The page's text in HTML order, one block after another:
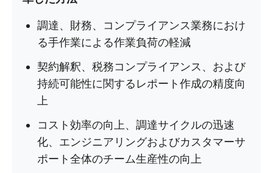
調達、財務、コンプライアンス業務におけ
る手作業による作業負荷の軽減
契約解釈、税務コンプライアンス、および
持続可能性に関するレポート作成の精度向
上
コスト効率の向上、調達サイクルの迅速
化、エンジニアリングおよびカスタマーサ
ポート全体のチーム生産性の向上